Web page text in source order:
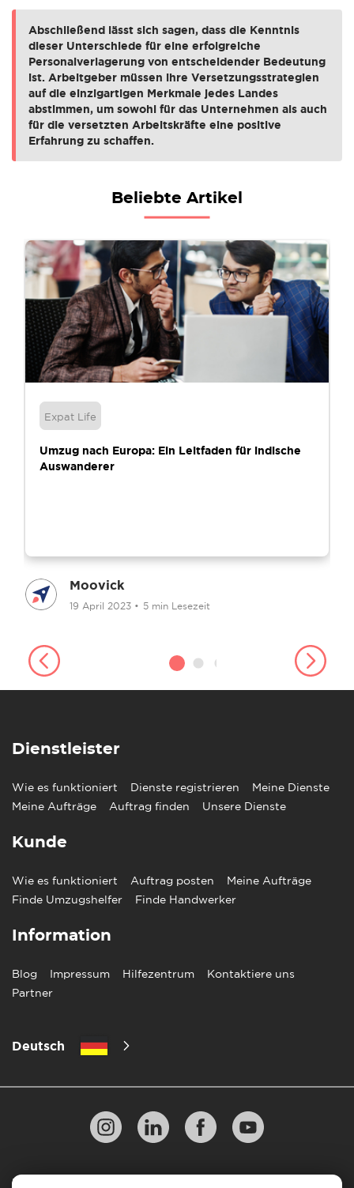
Abschließend lässt sich sagen, dass die Kenntnis
dieser Unterschiede für eine erfolgreiche
Personalverlagerung von entscheidender Bedeutung
ist. Arbeitgeber müssen ihre Versetzungsstrategien
auf die einzigartigen Merkmale jedes Landes
abstimmen, um sowohl für das Unternehmen als auch
für die versetzten Arbeitskräfte eine positive
Erfahrung zu schaffen.
Beliebte Artikel
Expat Life
Umzug nach Europa: Ein Leitfaden für indische
Auswanderer
Moovick
19 April 2023 • 5 min Lesezeit
Dienstleister
Wie es funktioniert Dienste registrieren
Meine Dienste
Meine Aufträge
Auftrag finden Unsere Dienste
Kunde
Wie es funktioniert Auftrag posten
Meine Aufträge
Finde Umzugshelfer
Finde Handwerker
Information
Blog Impressum Hilfezentrum
Kontaktiere uns
Partner
Deutsch
Datenschutzbestimmungen